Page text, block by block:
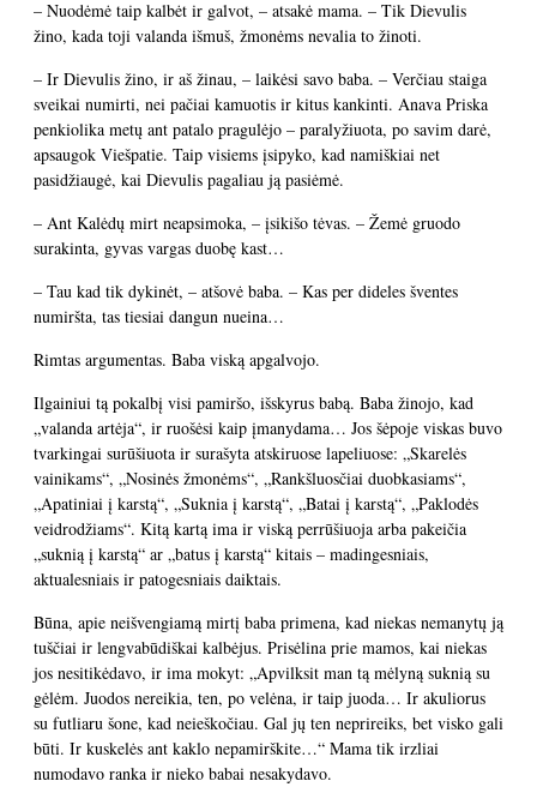
– Nuodėmė taip kalbėt ir galvot, – atsakė mama. – Tik Dievulis
žino, kada toji valanda išmuš, žmonėms nevalia to žinoti.
– Ir Dievulis žino, ir aš žinau, – laikėsi savo baba. – Verčiau staiga
sveikai numirti, nei pačiai kamuotis ir kitus kankinti. Anava Priska
penkiolika metų ant patalo pragulėjo – paralyžiuota, po savim darė,
apsaugok Viešpatie. Taip visiems įsipyko, kad namiškiai net
pasidžiaugė, kai Dievulis pagaliau ją pasiėmė.
– Ant Kalėdų mirt neapsimoka, – įsikišo tėvas. – Žemė gruodo
surakinta, gyvas vargas duobę kast…
– Tau kad tik dykinėt, – atšovė baba. – Kas per dideles šventes
numiršta, tas tiesiai dangun nueina…
Rimtas argumentas. Baba viską apgalvojo.
Ilgainiui tą pokalbį visi pamiršo, išskyrus babą. Baba žinojo, kad
„valanda artėja“, ir ruošėsi kaip įmanydama… Jos šėpoje viskas buvo
tvarkingai surūšiuota ir surašyta atskiruose lapeliuose: „Skarelės
vainikams“, „Nosinės žmonėms“, „Rankšluosčiai duobkasiams“,
„Apatiniai į karstą“, „Suknia į karstą“, „Batai į karstą“, „Paklodės
veidrodžiams“. Kitą kartą ima ir viską perrūšiuoja arba pakeičia
„suknią į karstą“ ar „batus į karstą“ kitais – madingesniais,
aktualesniais ir patogesniais daiktais.
Būna, apie neišvengiamą mirtį baba primena, kad niekas nemanytų ją
tuščiai ir lengvabūdiškai kalbėjus. Prisėlina prie mamos, kai niekas
jos nesitikėdavo, ir ima mokyt: „Apvilksit man tą mėlyną suknią su
gėlėm. Juodos nereikia, ten, po velėna, ir taip juoda… Ir akuliorus
su futliaru šone, kad neieškočiau. Gal jų ten neprireiks, bet visko gali
būti. Ir kuskelės ant kaklo nepamirškite…“ Mama tik irzliai
numodavo ranka ir nieko babai nesakydavo.